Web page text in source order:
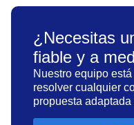
¿Necesitas
fiable y a
Nuestro equipo
resolver cualquier
propuesta